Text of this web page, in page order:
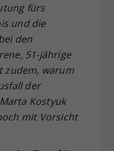
fürs
und die
den
51-jährige
zudem, warum
der
Kostyuk
mit Vorsicht